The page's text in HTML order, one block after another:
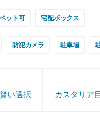
ペット可 宅配ボックス
防犯カメラ 駐車場
い選択 カスタリア